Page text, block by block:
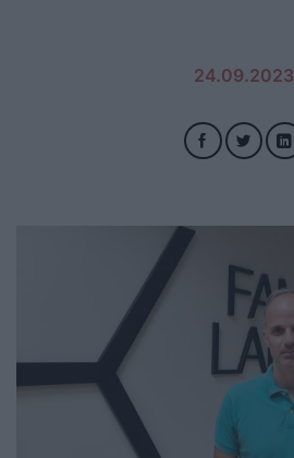
24.09.2023